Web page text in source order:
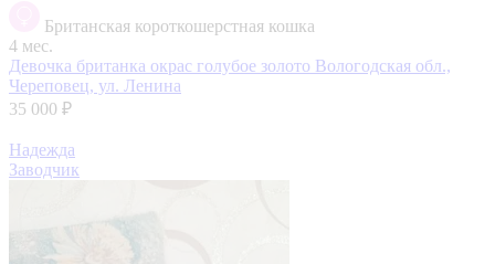
Британская короткошерстная кошка
4 мес.
Девочка британка окрас голубое золото Вологодская обл.,
Череповец, ул. Ленина
35 000 ₽
Надежда
Заводчик